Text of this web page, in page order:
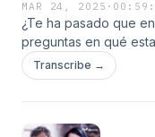
MAR 24, 2025 ·
¿Te ha pasado que
preguntas en qué
de Mamá sí era una
modas de los 90 y
Transcribe →